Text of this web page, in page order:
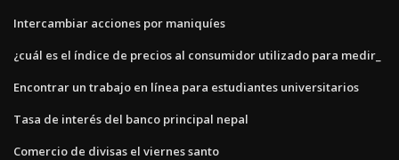
Intercambiar acciones por maniquíes
¿cuál es el índice de precios al consumidor utilizado para medir_
Encontrar un trabajo en línea para estudiantes universitarios
Tasa de interés del banco principal nepal
Comercio de divisas el viernes santo